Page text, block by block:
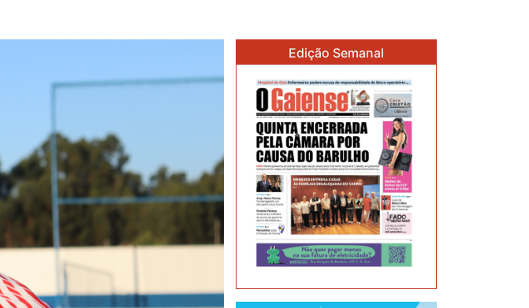
Edição Semanal